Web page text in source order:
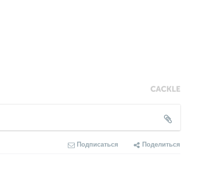
Подписаться Поделиться